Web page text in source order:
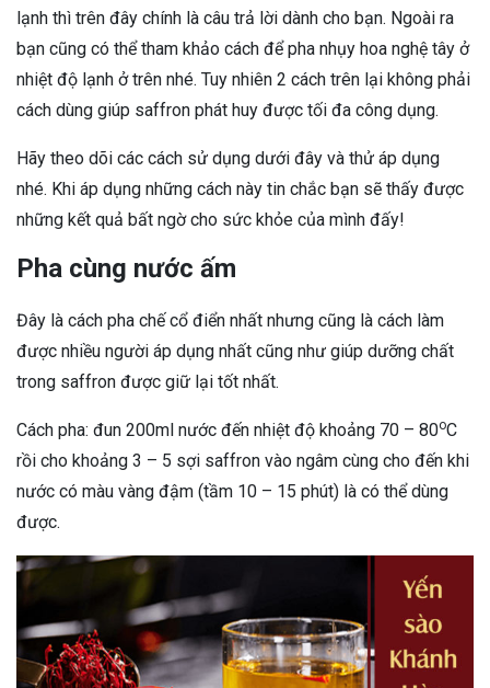
lạnh thì trên đây chính là câu trả lời dành cho bạn. Ngoài ra
bạn cũng có thể tham khảo cách để pha nhụy hoa nghệ tây ở
nhiệt độ lạnh ở trên nhé. Tuy nhiên 2 cách trên lại không phải
cách dùng giúp saffron phát huy được tối đa công dụng.
Hãy theo dõi các cách sử dụng dưới đây và thử áp dụng
nhé. Khi áp dụng những cách này tin chắc bạn sẽ thấy được
những kết quả bất ngờ cho sức khỏe của mình đấy!
Pha cùng nước ấm
Đây là cách pha chế cổ điển nhất nhưng cũng là cách làm
được nhiều người áp dụng nhất cũng như giúp dưỡng chất
trong saffron được giữ lại tốt nhất.
Cách pha: đun 200ml nước đến nhiệt độ khoảng 70 – 80oC
rồi cho khoảng 3 – 5 sợi saffron vào ngâm cùng cho đến khi
nước có màu vàng đậm (tầm 10 – 15 phút) là có thể dùng
được.